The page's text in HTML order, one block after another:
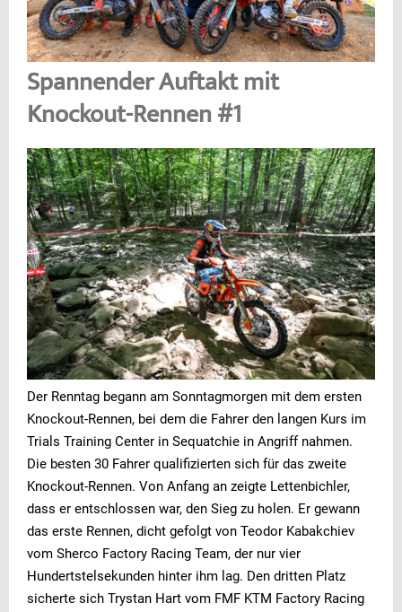
Spannender Auftakt mit
Knockout-Rennen #1
Der Renntag begann am Sonntagmorgen mit dem ersten
Knockout-Rennen, bei dem die Fahrer den langen Kurs im
Trials Training Center in Sequatchie in Angriff nahmen.
Die besten 30 Fahrer qualifizierten sich für das zweite
Knockout-Rennen. Von Anfang an zeigte Lettenbichler,
dass er entschlossen war, den Sieg zu holen. Er gewann
das erste Rennen, dicht gefolgt von Teodor Kabakchiev
vom Sherco Factory Racing Team, der nur vier
Hundertstelsekunden hinter ihm lag. Den dritten Platz
sicherte sich Trystan Hart vom FMF KTM Factory Racing